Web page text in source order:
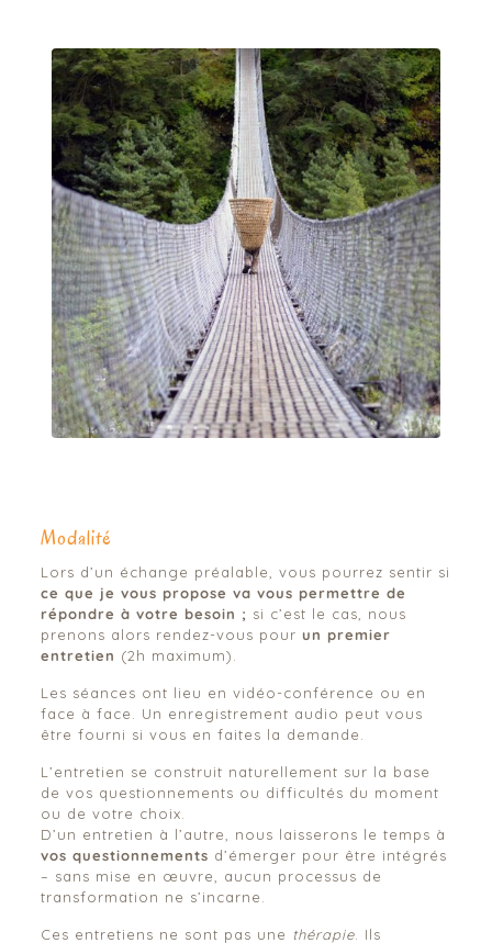
Modalité
Lors d’un échange préalable, vous pourrez sentir si
ce que je vous propose va vous permettre de
répondre à votre besoin ; si c’est le cas, nous
prenons alors rendez-vous pour un premier
entretien (2h maximum).
Les séances ont lieu en vidéo-conférence ou en
face à face. Un enregistrement audio peut vous
être fourni si vous en faites la demande.
L’entretien se construit naturellement sur la base
de vos questionnements ou difficultés du moment
ou de votre choix.
D’un entretien à l’autre, nous laisserons le temps à
vos questionnements d’émerger pour être intégrés
– sans mise en œuvre, aucun processus de
transformation ne s’incarne.
Ces entretiens ne sont pas une thérapie. Ils